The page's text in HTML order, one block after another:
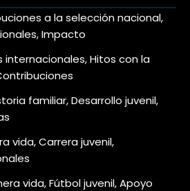
a la selección nacional,
Impacto
internacionales, Hitos con la
familiar, Desarrollo juvenil,
vida, Carrera juvenil,
vida, Fútbol juvenil, Apoyo